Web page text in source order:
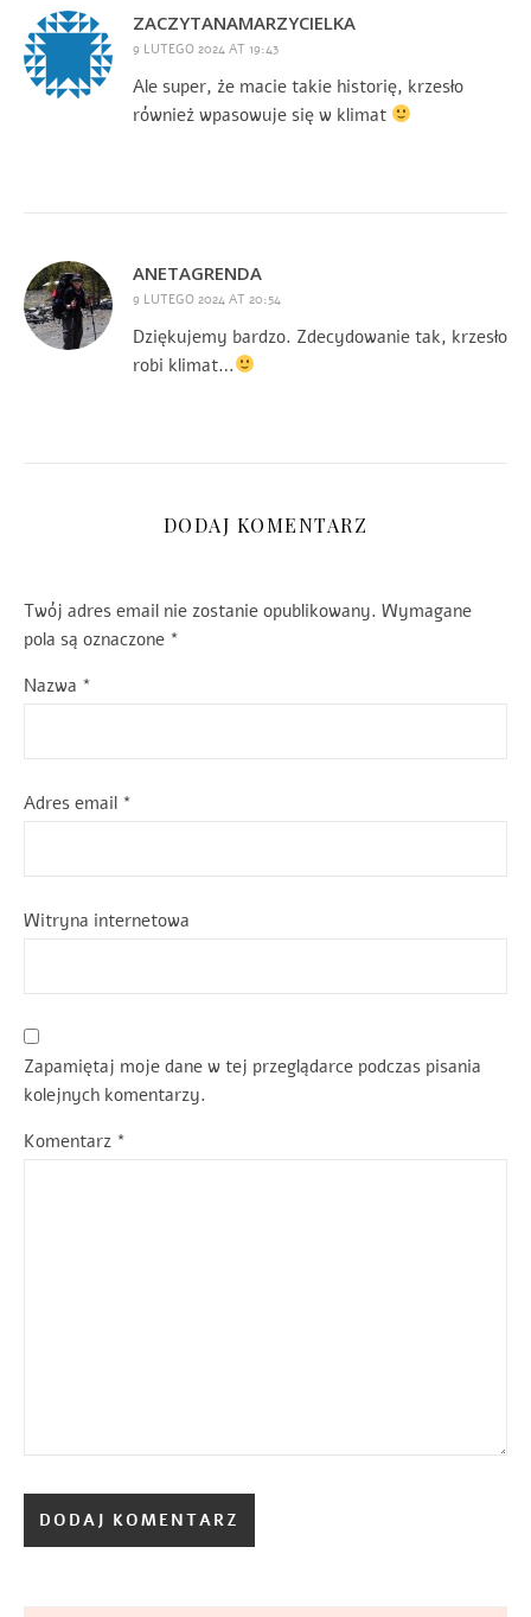
ZACZYTANAMARZYCIELKA
9 LUTEGO 2024 AT 19:43
Ale super, że macie takie historię, krzesło
również wpasowuje się w klimat
ANETAGRENDA
9 LUTEGO 2024 AT 20:54
Dziękujemy bardzo. Zdecydowanie tak, krzesło
robi klimat…
DODAJ KOMENTARZ
Twój adres email nie zostanie opublikowany. Wymagane
pola są oznaczone *
Nazwa *
Adres email *
Witryna internetowa
Zapamiętaj moje dane w tej przeglądarce podczas pisania
kolejnych komentarzy.
Komentarz *